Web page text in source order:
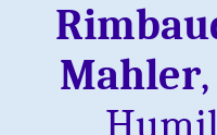
Mahler